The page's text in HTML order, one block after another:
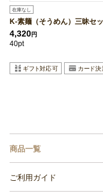
在庫なし
K-素麺（そうめん）三昧セ
4,320円
40pt
商品一覧
ご利用ガイド